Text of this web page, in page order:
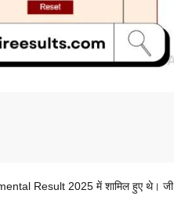
Result 2025 में शामिल हुए थे। जी